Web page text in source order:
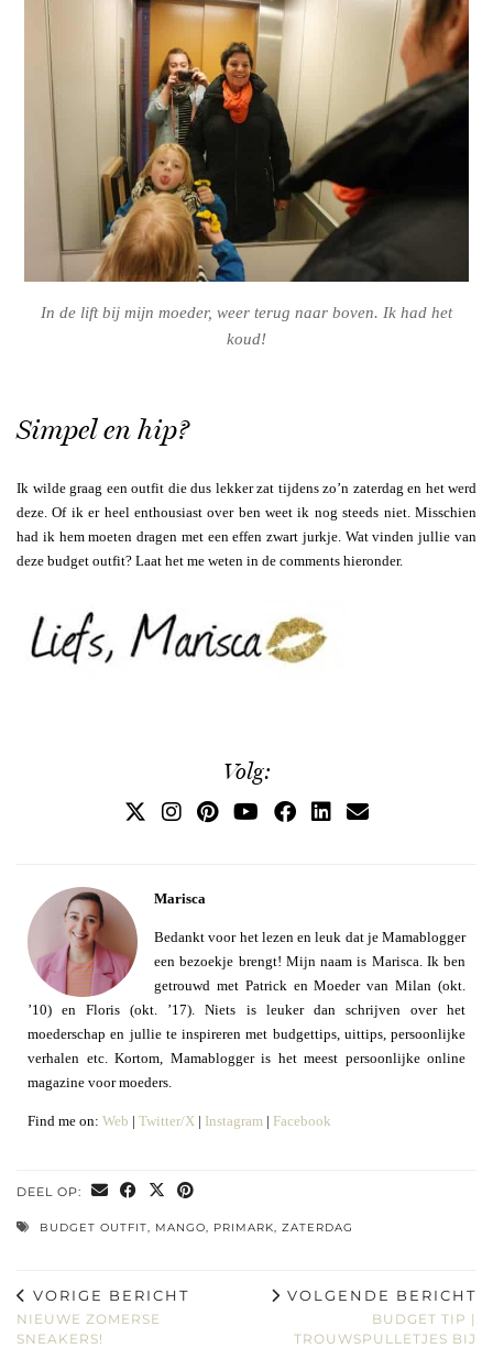
In de lift bij mijn moeder, weer terug naar boven. Ik had het
koud!
Simpel en hip?
Ik wilde graag een outfit die dus lekker zat tijdens zo’n zaterdag en het werd
deze. Of ik er heel enthousiast over ben weet ik nog steeds niet. Misschien
had ik hem moeten dragen met een effen zwart jurkje. Wat vinden jullie van
deze budget outfit? Laat het me weten in de comments hieronder.
Volg:
Marisca
Bedankt voor het lezen en leuk dat je Mamablogger
een bezoekje brengt! Mijn naam is Marisca. Ik ben
getrouwd met Patrick en Moeder van Milan (okt.
’10) en Floris (okt. ’17). Niets is leuker dan schrijven over het
moederschap en jullie te inspireren met budgettips, uittips, persoonlijke
verhalen etc. Kortom, Mamablogger is het meest persoonlijke online
magazine voor moeders.
Find me on: Web | Twitter/X | Instagram | Facebook
DEEL OP:
BUDGET OUTFIT, MANGO, PRIMARK, ZATERDAG
VORIGE BERICHT
NIEUWE ZOMERSE
SNEAKERS!
VOLGENDE BERICHT
BUDGET TIP |
TROUWSPULLETJES BIJ